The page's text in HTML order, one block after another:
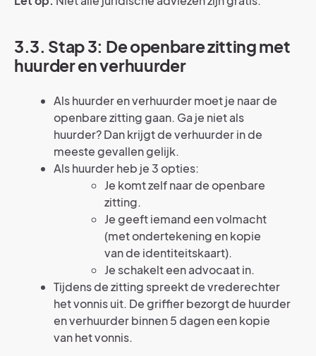
3.3. Stap 3: De openbare zitting met
huurder en verhuurder
Als huurder en verhuurder moet je naar de
openbare zitting gaan. Ga je niet als
huurder? Dan krijgt de verhuurder in de
meeste gevallen gelijk.
Als huurder heb je 3 opties:
Je komt zelf naar de openbare
zitting.
Je geeft iemand een volmacht
(met ondertekening en kopie
van de identiteitskaart).
Je schakelt een advocaat in.
Tijdens de zitting spreekt de vrederechter
het vonnis uit. De griffier bezorgt de huurder
en verhuurder binnen 5 dagen een kopie
van het vonnis.